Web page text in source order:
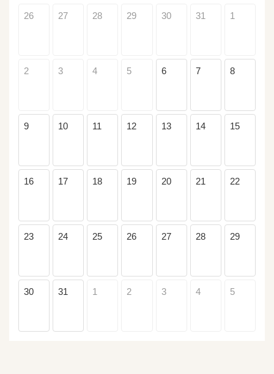
26 27 28 29 30 31 1
2 3 4 5 6 7 8
9 10 11 12 13 14 15
16 17 18 19 20 21 22
23 24 25 26 27 28 29
30 31 1 2 3 4 5